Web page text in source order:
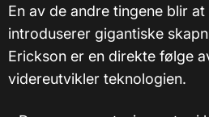
En av de andre tingene blir
introduserer gigantiske
Erickson er en direkte følge
videreutvikler teknologien.